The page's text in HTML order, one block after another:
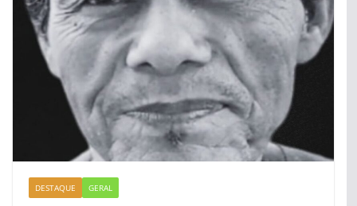
DESTAQUE GERAL